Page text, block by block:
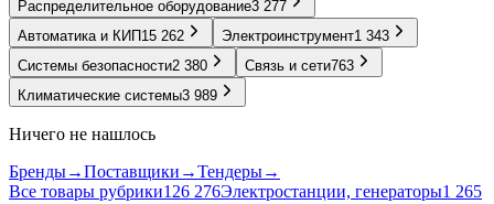
Распределительное оборудование3 277
Автоматика и КИП 15 262 Электроинструмент1 343
Системы безопасности2 380 Связь и сети763
Климатические системы3 989
Ничего не нашлось
Бренды→Поставщики →Тендеры→
Все товары рубрики126 276Электростанции, генераторы1 265